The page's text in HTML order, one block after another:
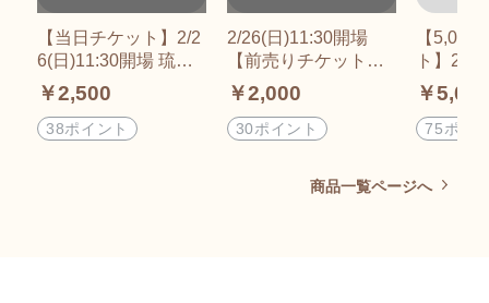
【当日チケット】2/2
6(日)11:30開場 琉球
ドラゴンプロレスリ
ング なんくるない
サーキット2023in奥
￥2,500
38ポイント
2/26(日)11:30開場
【前売りチケット】
琉球ドラゴンプロレ
スリング なんくる
ないサーキット2023i
の恩返しプロジェク
ト～】愛知県北設楽
￥2,000
30ポイント
【5,000
ト】2/
球ドラ
リング
いサー
ト～】
￥
75ポイ
商品一覧ページへ